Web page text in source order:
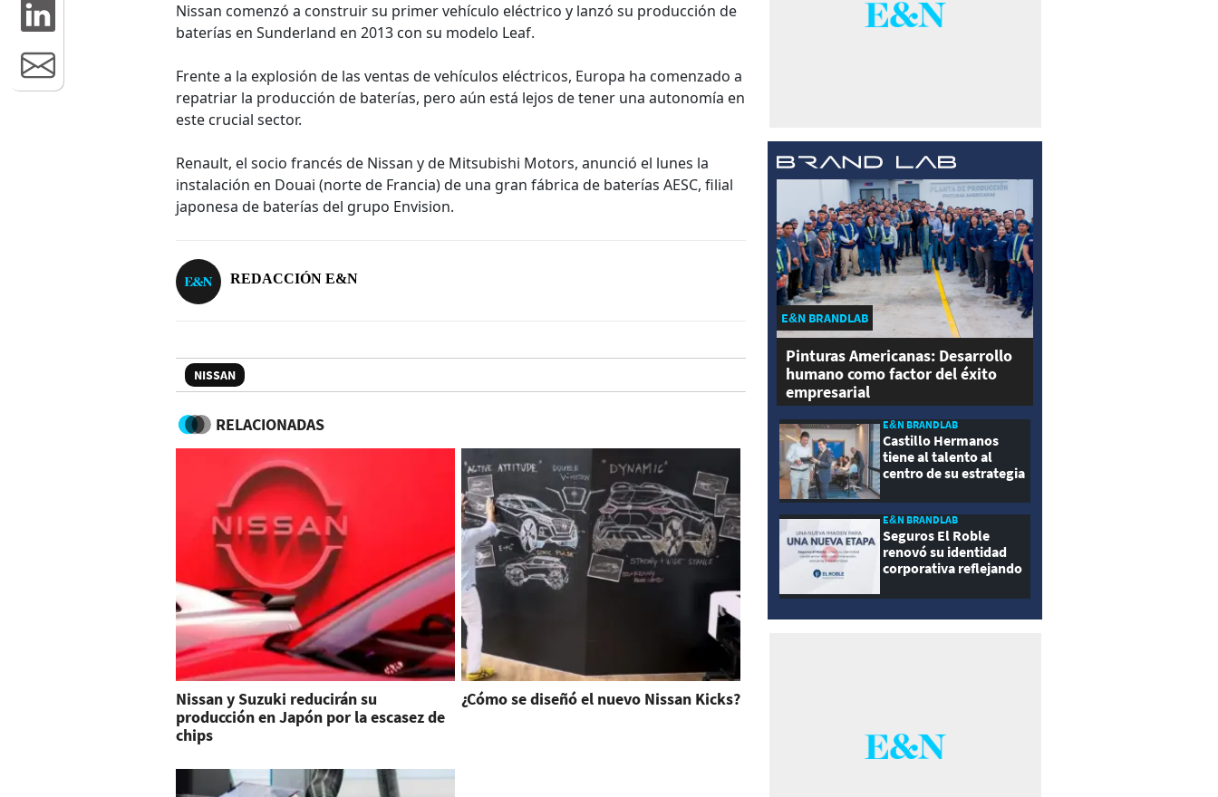
Nissan comenzó a construir su primer vehículo eléctrico y lanzó su producción de
baterías en Sunderland en 2013 con su modelo Leaf.
Frente a la explosión de las ventas de vehículos eléctricos, Europa ha comenzado a
repatriar la producción de baterías, pero aún está lejos de tener una autonomía en
este crucial sector.
Renault, el socio francés de Nissan y de Mitsubishi Motors, anunció el lunes la
instalación en Douai (norte de Francia) de una gran fábrica de baterías AESC, filial
japonesa de baterías del grupo Envision.
REDACCIÓN E&N
NISSAN
RELACIONADAS
Nissan y Suzuki reducirán su
producción en Japón por la escasez de
chips
¿Cómo se diseñó el nuevo Nissan Kicks?
E&N BRANDLAB
Pinturas Americanas: Desarrollo
humano como factor del éxito
empresarial
E&N BRANDLAB
Castillo Hermanos
tiene al talento al
centro de su estrategia
E&N BRANDLAB
Seguros El Roble
renovó su identidad
corporativa reflejando
modernidad